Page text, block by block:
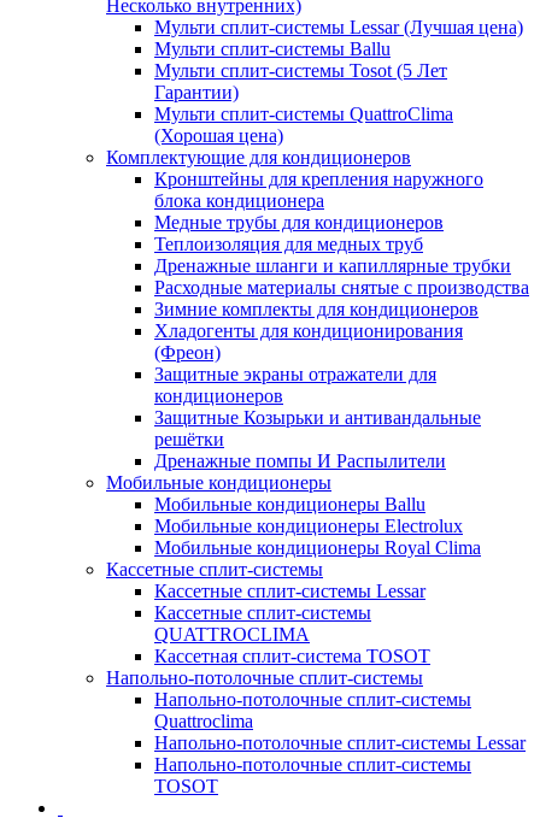
Несколько внутренних)
Мульти сплит-системы Lessar (Лучшая цена)
Мульти сплит-системы Ballu
Мульти сплит-системы Tosot (5 Лет
Гарантии)
Мульти сплит-системы QuattroClima
(Хорошая цена)
Комплектующие для кондиционеров
Кронштейны для крепления наружного
блока кондиционера
Медные трубы для кондиционеров
Теплоизоляция для медных труб
Дренажные шланги и капиллярные трубки
Расходные материалы снятые с производства
Зимние комплекты для кондиционеров
Хладогенты для кондиционирования
(Фреон)
Защитные экраны отражатели для
кондиционеров
Защитные Козырьки и антивандальные
решётки
Дренажные помпы И Распылители
Мобильные кондиционеры
Мобильные кондиционеры Ballu
Мобильные кондиционеры Electrolux
Мобильные кондиционеры Royal Clima
Кассетные сплит-системы
Кассетные сплит-системы Lessar
Кассетные сплит-системы
QUATTROCLIMA
Кассетная сплит-система TOSOT
Напольно-потолочные сплит-системы
Напольно-потолочные сплит-системы
Quattroclima
Напольно-потолочные сплит-системы Lessar
Напольно-потолочные сплит-системы
TOSOT